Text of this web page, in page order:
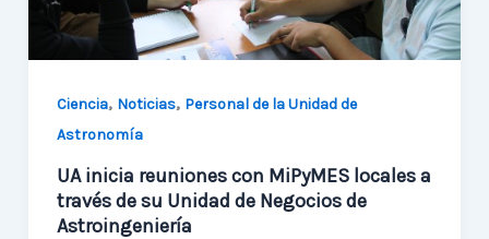
extranjero
Ciencia, Noticias, Personal de la Unidad de
Astronomía
UA inicia reuniones con MiPyMES locales a
través de su Unidad de Negocios de
Astroingeniería